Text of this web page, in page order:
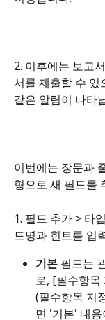
2. 이후에는 보고
서를 제출할 수 있
같은 알림이 나타
이번에는 장문과
형으로 새 필드를
1. 필드 추가 > 타
드명과 힌트를 입
기본 필드는
로, [필수항목
(필수항목 지
면 '기본' 내